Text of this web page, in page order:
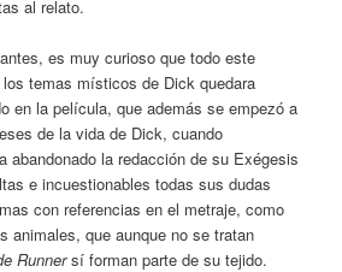
al relato.
es muy curioso que todo este
temas místicos de Dick quedara
en la película, que además se empezó a
de la vida de Dick, cuando
abandonado la redacción de su Exégesis
e incuestionables todas sus dudas
con referencias en el metraje, como
animales, que aunque no se tratan
Runnersí forman parte de su tejido.